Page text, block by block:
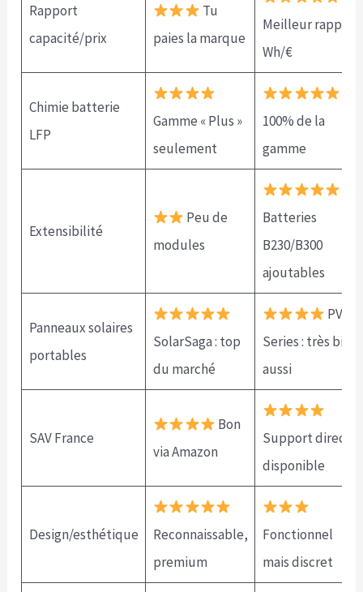
Rapport
capacité/prix
Tu
paies la marque
Meilleur rapport
Wh/€
Chimie batterie
LFP
Gamme « Plus »
seulement
100% de la
gamme
Extensibilité
Peu de
modules
Batteries
B230/B300
ajoutables
Panneaux solaires
portables
SolarSaga : top
du marché
PV
Series : très bien
aussi
SAV France
Bon
via Amazon
Support direct
disponible
Design/esthétique
Reconnaissable,
premium
Fonctionnel
mais discret